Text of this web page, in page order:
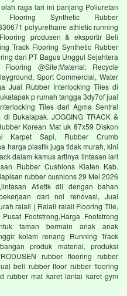
raga lari ini panjang Poliuretan
Flooring Synthetic Rubber
polyurethane athletic running
produsen & eksportir Beli
Track Flooring Synthetic Rubber
dari PT Bagus Unggul Sejahtera
@Site:Material: Recycle
Sport Commercial, Water
Jual Rubber Interlocking Tiles di
p rumah tangga 3dy7of jual
Tiles dari Agma Sentral
Bukalapak. JOGGING TRACK &
Korean Mat uk 87x59 Diskon
Karpet Sapi, Rubber Crumb
harga plastik juga tidak murah, kini
dalam kamus artinya lintasan lari
Rubber Cushions Klaten Kab.
rubber cushions 29 Mei 2026
Atletik dll dengan bahan
dari nol renovasi, Jual
ralali | Ralali ralali Flooring Tile,
Footstrong,Harga Footstrong
taman bermain anak anak
kolam renang Running Track
produk material, produksi
rubber flooring rubber
beli rubber floor rubber flooring
rubber mat karet lantai karet gym